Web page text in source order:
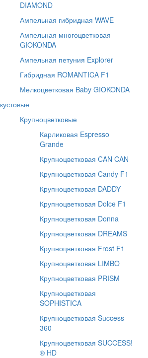
DIAMOND
Ампельная гибридная WAVE
Ампельная многоцветковая
GIOKONDA
Ампельная петуния Explorer
Гибридная ROMANTICA F1
Мелкоцветковая Baby GIOKONDA
кустовые
Крупноцветковые
Карликовая Espresso
Grande
Крупноцветковая CAN CAN
Крупноцветковая Candy F1
Крупноцветковая DADDY
Крупноцветковая Dolce F1
Крупноцветковая Donna
Крупноцветковая DREAMS
Крупноцветковая Frost F1
Крупноцветковая LIMBO
Крупноцветковая PRISM
Крупноцветковая
SOPHISTICA
Крупноцветковая Success
360
Крупноцветковая SUCCESS!
® HD